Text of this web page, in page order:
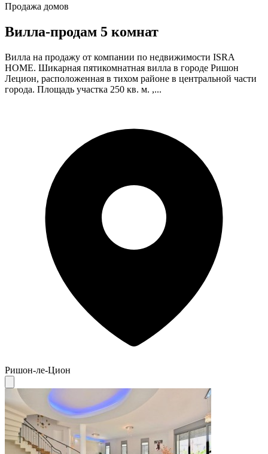
Продажа домов
Вилла-продам 5 комнат
Вилла на продажу от компании по недвижимости ISRA
HOME. Шикарная пятикомнатная вилла в городе Ришон
Лецион, расположенная в тихом районе в центральной части
города. Площадь участка 250 кв. м. ,...
Ришон-ле-Цион